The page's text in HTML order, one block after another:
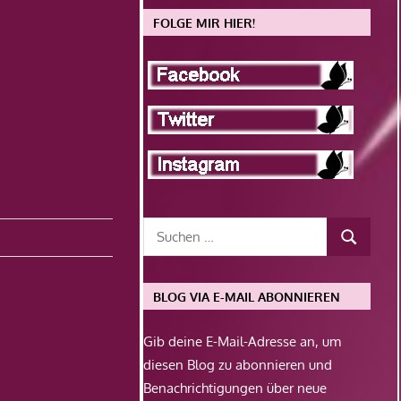
FOLGE MIR HIER!
BLOG VIA E-MAIL ABONNIEREN
Gib deine E-Mail-Adresse an, um
diesen Blog zu abonnieren und
Benachrichtigungen über neue